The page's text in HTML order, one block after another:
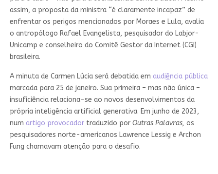
assim, a proposta da ministra “é claramente incapaz” de
enfrentar os perigos mencionados por Moraes e Lula, avalia
o antropólogo Rafael Evangelista, pesquisador do Labjor-
Unicamp e conselheiro do Comitê Gestor da Internet (CGI)
brasileira.
A minuta de Carmen Lúcia será debatida em audiência pública
marcada para 25 de janeiro. Sua primeira – mas não única –
insuficiência relaciona-se ao novos desenvolvimentos da
própria inteligência artificial generativa. Em junho de 2023,
num artigo provocadortraduzido porOutras Palavras, os
pesquisadores norte-americanos Lawrence Lessig e Archon
Fung chamavam atenção para o desafio.